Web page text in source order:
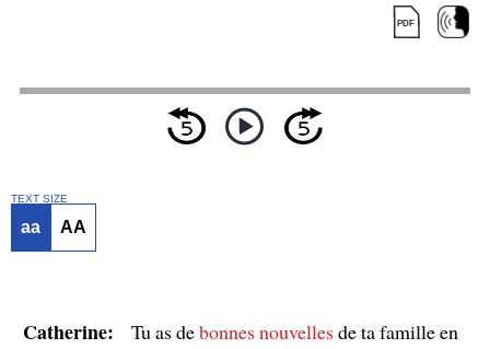
TEXT SIZE
aa AA
Catherine: Tu as debonnes nouvellesde ta famille en